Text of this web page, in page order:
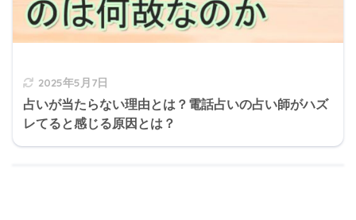
2025年5月7日
占いが当たらない理由とは？電話占いの占い師がハズ
レてると感じる原因とは？